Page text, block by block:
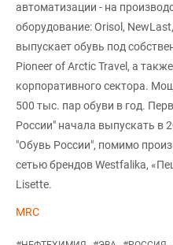
автоматизации - на
оборудование: Orisol,
выпускает обувь под
Pioneer of Arctic Travel, а
корпоративного сектора.
500 тыс. пар обуви в год.
России" начала выпускать в
"Обувь России", помимо
сетью брендов Westfalika,
Lisette.
MRC